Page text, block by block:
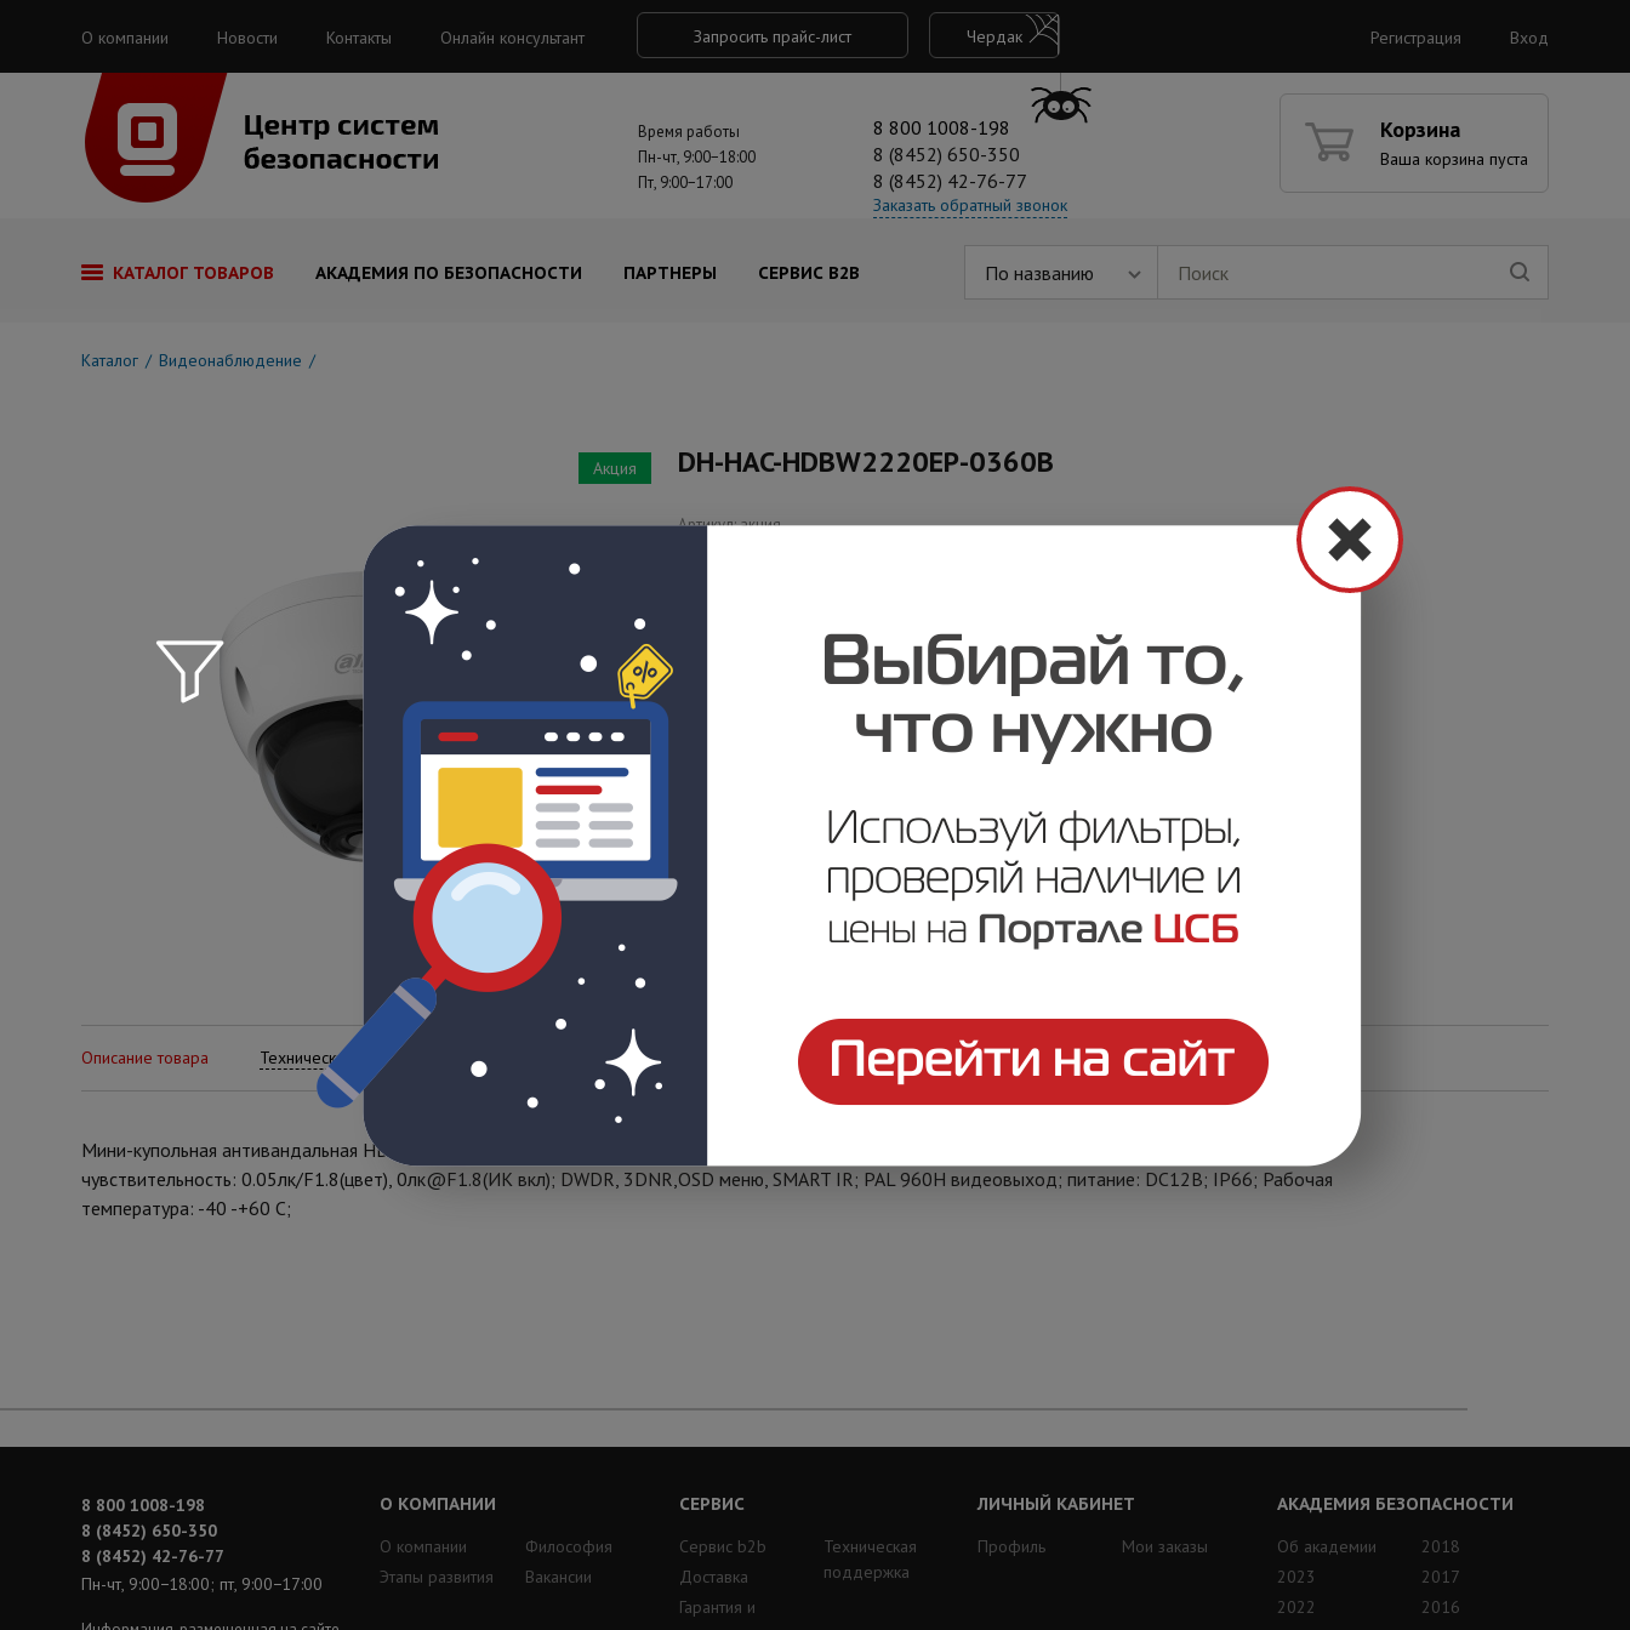
О компании Новости Контакты Онлайн консультант Запросить прайс-лист Чердак Регистрация Вход
Время работы
Пн-чт, 9:00−18:00
Пт, 9:00−17:00
8 800 1008-198
8 (8452) 650-350
8 (8452) 42-76-77
Заказать обратный звонок
Корзина
Ваша корзина пуста
КАТАЛОГ ТОВАРОВ АКАДЕМИЯ ПО БЕЗОПАСНОСТИ ПАРТНЕРЫ СЕРВИС B2B По названию
Каталог Видеонаблюдение
Акция DH-HAC-HDBW2220EP-0360B
Артикул: акция
Описание товара Технические характеристики Сертификаты и паспорта
Мини-купольная антивандальная HDCVI видеокамера 1080P; 1/2.8" 2,4Mп Sony Exmor CMOS; фикс. объектив: 3,6мм; дальность ИК: 30м;
чувствительность: 0.05лк/F1.8(цвет), 0лк@F1.8(ИК вкл); DWDR, 3DNR,OSD меню, SMART IR; PAL 960H видеовыход; питание: DC12В; IP66; Рабочая
температура: -40 -+60 С;
8 800 1008-198
8 (8452) 650-350
8 (8452) 42-76-77
Пн-чт, 9:00−18:00; пт, 9:00−17:00
О КОМПАНИИ
О компании
Этапы развития
Философия
Вакансии
СЕРВИС
Сервис b2b
Доставка
Гарантия и
Техническая
поддержка
ЛИЧНЫЙ КАБИНЕТ
Профиль
Мои заказы
АКАДЕМИЯ БЕЗОПАСНОСТИ
Об академии
2023
2022
2018
2017
2016